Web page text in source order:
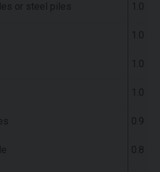
or steel piles 1.0
1.0
1.0
1.0
0.9
0.8